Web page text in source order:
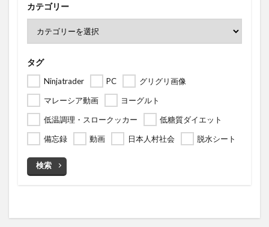
カテゴリー
タグ
Ninjatrader PC
グリグリ画像
マレーシア動画
ヨーグルト
低温調理・スロークッカー
低糖質ダイエット
備忘録
動画 日本人村社会 脱水シート
検索